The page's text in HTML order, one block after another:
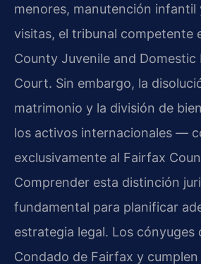
menores, manutención infantil
visitas, el tribunal competente
County Juvenile and Domestic
Court. Sin embargo, la
matrimonio y la división de
los activos internacionales —
exclusivamente al Fairfax
Comprender esta distinción
fundamental para planificar
estrategia legal. Los cónyuges
Condado de Fairfax y